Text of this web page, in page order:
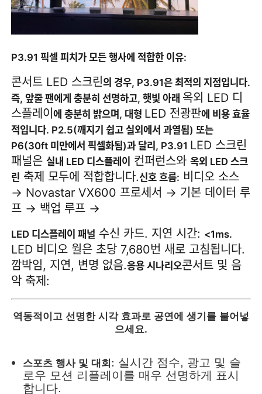
P3.91 픽셀 피치가 모든 행사에 적합한 이유:
콘서트 LED 스크린의 경우, P3.91은 최적의 지점입니다.
즉, 앞줄 팬에게 충분히 선명하고, 햇빛 아래 옥외 LED 디
스플레이에 충분히 밝으며, 대형 LED 전광판에 비용 효율
적입니다. P2.5(깨지기 쉽고 실외에서 과열됨) 또는
P6(30ft 미만에서 픽셀화됨)과 달리, P3.91 LED 스크린
패널은실내 LED 디스플레이 컨퍼런스와옥외 LED 스크
린 축제 모두에 적합합니다.신호 흐름: 비디오 소스
→ Novastar VX600 프로세서 → 기본 데이터 루
프 → 백업 루프 →
LED 디스플레이 패널 수신 카드. 지연 시간: <1ms.
LED 비디오 월은 초당 7,680번 새로 고침됩니다.
깜박임, 지연, 변명 없음.응용 시나리오콘서트 및 음
악 축제:
역동적이고 선명한 시각 효과로 공연에 생기를 불어넣
으세요.
스포츠 행사 및 대회: 실시간 점수, 광고 및 슬
로우 모션 리플레이를 매우 선명하게 표시
합니다.